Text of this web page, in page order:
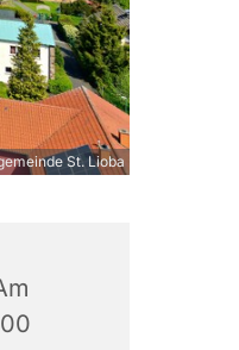
St. Lioba